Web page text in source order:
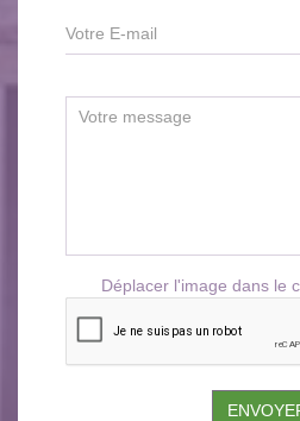
Déplacer l'image dans le